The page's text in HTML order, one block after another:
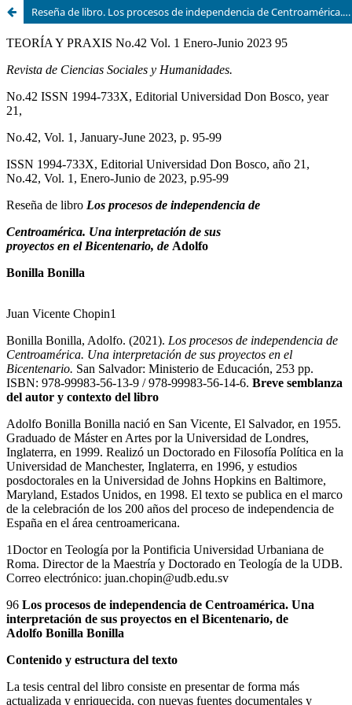
Reseña de libro. Los procesos de independencia de Centroamérica. Una interpretación de sus proyectos en el Bicentenario, de Adolfo Bonilla Bonilla